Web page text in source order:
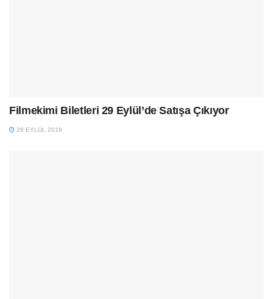
Filmekimi Biletleri 29 Eylül’de Satışa Çıkıyor
28 EYLÜL 2018